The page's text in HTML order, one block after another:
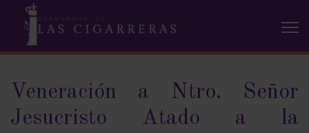
Veneración a Ntro. Señor
Jesucristo Atado a la